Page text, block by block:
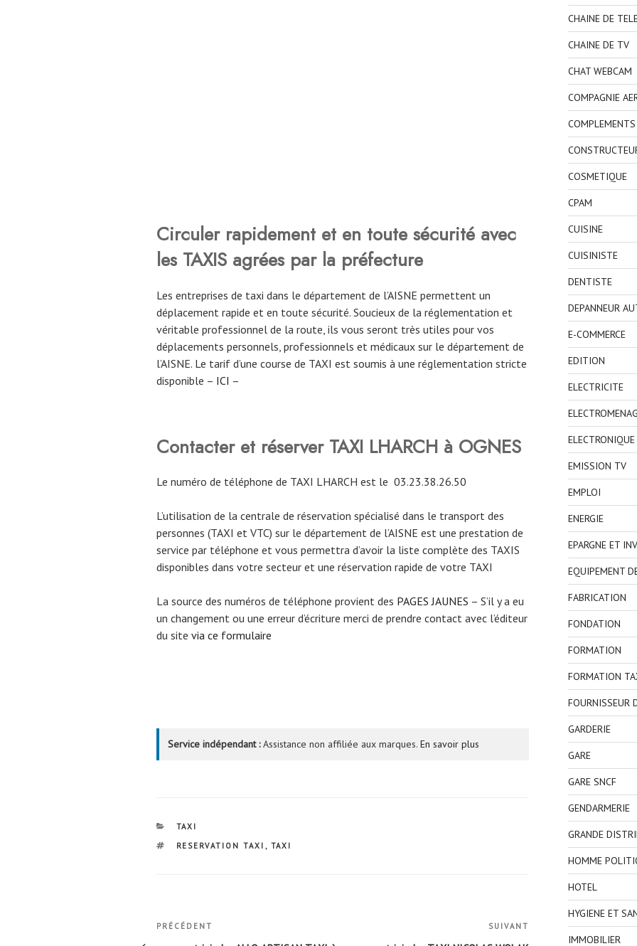
Circuler rapidement et en toute sécurité avec
les TAXIS agrées par la préfecture
Les entreprises de taxi dans le département de l’AISNE permettent un
déplacement rapide et en toute sécurité. Soucieux de la réglementation et
véritable professionnel de la route, ils vous seront très utiles pour vos
déplacements personnels, professionnels et médicaux sur le département de
l’AISNE. Le tarif d’une course de TAXI est soumis à une réglementation stricte
disponible – ICI –
Contacter et réserver TAXI LHARCH à OGNES
Le numéro de téléphone de TAXI LHARCH est le 03.23.38.26.50
L’utilisation de la centrale de réservation spécialisé dans le transport des
personnes (TAXI et VTC) sur le département de l’AISNE est une prestation de
service par téléphone et vous permettra d’avoir la liste complète des TAXIS
disponibles dans votre secteur et une réservation rapide de votre TAXI
La source des numéros de téléphone provient des PAGES JAUNES – S’il y a eu
un changement ou une erreur d’écriture merci de prendre contact avec l’éditeur
du site via ce formulaire
Service indépendant :Assistance non affiliée aux marques. En savoir plus
CATÉGORIES
TAXI
ÉTIQUETTES
RESERVATION TAXI , TAXI
Navigation
Article
PRÉCÉDENT SUIVANT
CHAINE DE
CHAINE DE TV
CHAT WEBCAM
COMPAGNIE
COSMETIQUE
CPAM
CUISINE
CUISINISTE
DENTISTE
DEPANNEUR
E-COMMERCE
EDITION
ELECTRICITE
EMISSION TV
EMPLOI
ENERGIE
EPARGNE ET
EQUIPEMENT
FABRICATION
FONDATION
FORMATION
FORMATION
FOURNISSEUR
GARDERIE
GARE
GARE SNCF
GENDARMERIE
GRANDE
HOMME
HOTEL
HYGIENE ET
IMMOBILIER